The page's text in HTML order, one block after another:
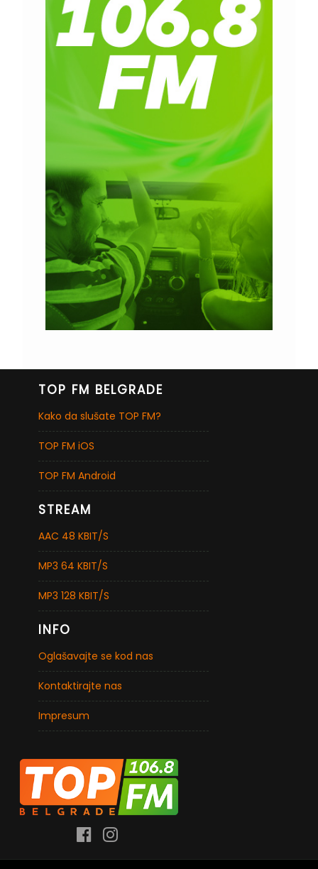
TOP FM BELGRADE
Kako da slušate TOP FM?
TOP FM iOS
TOP FM Android
STREAM
AAC 48 KBIT/S
MP3 64 KBIT/S
MP3 128 KBIT/S
INFO
Oglašavajte se kod nas
Kontaktirajte nas
Impresum